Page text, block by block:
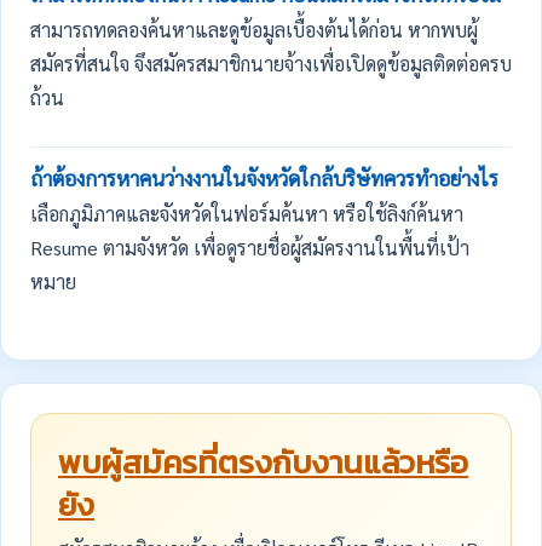
สามารถทดลองค้นหาและดูข้อมูลเบื้องต้นได้ก่อน หากพบผู้
สมัครที่สนใจ จึงสมัครสมาชิกนายจ้างเพื่อเปิดดูข้อมูลติดต่อครบ
ถ้วน
ถ้าต้องการหาคนว่างงานในจังหวัดใกล้บริษัทควรทำอย่างไร
เลือกภูมิภาคและจังหวัดในฟอร์มค้นหา หรือใช้ลิงก์ค้นหา
Resume ตามจังหวัด เพื่อดูรายชื่อผู้สมัครงานในพื้นที่เป้า
หมาย
พบผู้สมัครที่ตรงกับงานแล้วหรือ
ยัง